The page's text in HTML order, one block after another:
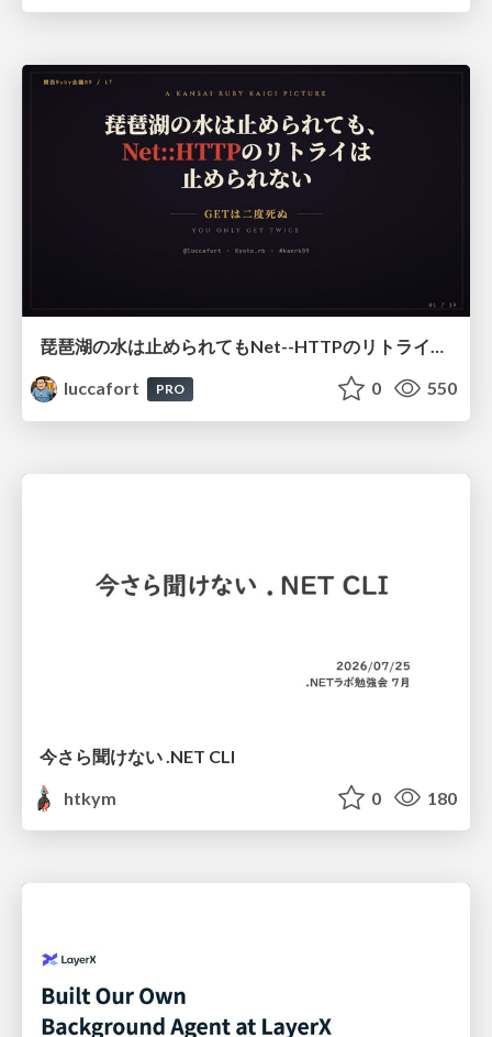
琵琶湖の水は止められてもNet--HTTPのリトライは止められない / You might be able to stop the water flow of Lake Biwa but you can't stop Net::HTTP retries
luccafort
PRO 0 550
今さら聞けない .NET CLI
htkym
0 180